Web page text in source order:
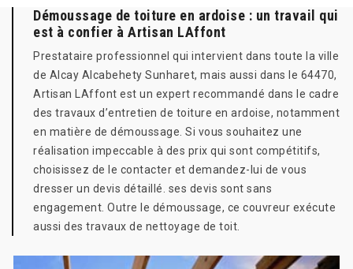
Démoussage de toiture en ardoise : un travail qui
est à confier à Artisan LAffont
Prestataire professionnel qui intervient dans toute la ville
de Alcay Alcabehety Sunharet, mais aussi dans le 64470,
Artisan LAffont est un expert recommandé dans le cadre
des travaux d’entretien de toiture en ardoise, notamment
en matière de démoussage. Si vous souhaitez une
réalisation impeccable à des prix qui sont compétitifs,
choisissez de le contacter et demandez-lui de vous
dresser un devis détaillé. ses devis sont sans
engagement. Outre le démoussage, ce couvreur exécute
aussi des travaux de nettoyage de toit.